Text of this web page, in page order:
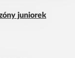
juniorek